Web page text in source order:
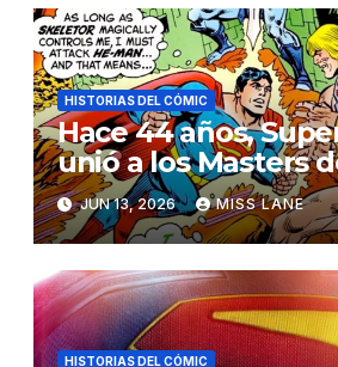
HISTORIAS DEL CÓMIC
Hace 44 años,
unió a los Masters
Universo en un
inolvidable
JUN 13, 2026 MISS LANE
HISTORIAS DEL CÓMIC